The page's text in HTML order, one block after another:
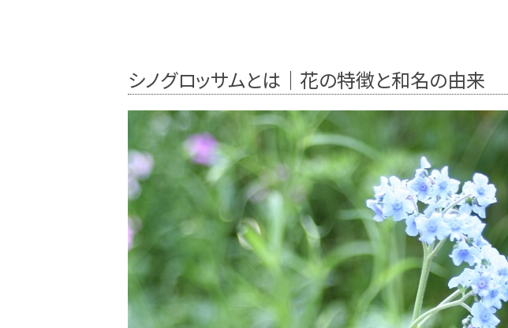
シノグロッサムとは｜花の特徴と和名の由来